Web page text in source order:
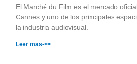
El Marché du Film es el mercado
Cannes y uno de los principales
la industria audiovisual.
Leer mas->>